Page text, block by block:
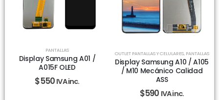
PANTALLAS
Display Samsung A01 /
A015F OLED
$550 IVA inc.
OUTLET PANTALLAS Y CELULARES, PANTALLAS
Display Samsung A10 / A105
/ M10 Mecánico Calidad
ASS
$590 IVA inc.